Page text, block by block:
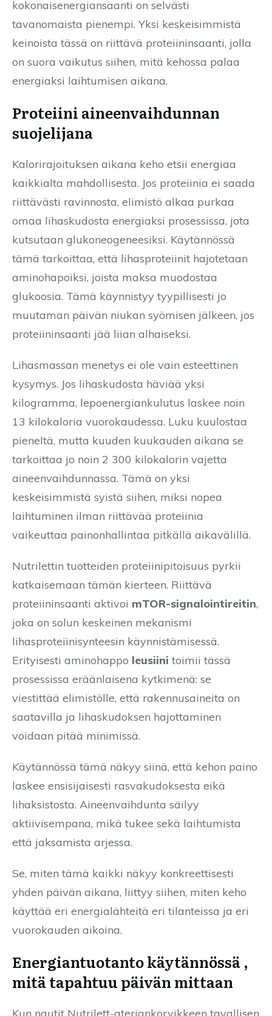
kokonaisenergiansaanti on selvästi
tavanomaista pienempi. Yksi keskeisimmistä
keinoista tässä on riittävä proteiininsaanti, jolla
on suora vaikutus siihen, mitä kehossa palaa
energiaksi laihtumisen aikana.
Proteiini aineenvaihdunnan
suojelijana
Kalorirajoituksen aikana keho etsii energiaa
kaikkialta mahdollisesta. Jos proteiinia ei saada
riittävästi ravinnosta, elimistö alkaa purkaa
omaa lihaskudosta energiaksi prosessissa, jota
kutsutaan glukoneogeneesiksi. Käytännössä
tämä tarkoittaa, että lihasproteiinit hajotetaan
aminohapoiksi, joista maksa muodostaa
glukoosia. Tämä käynnistyy tyypillisesti jo
muutaman päivän niukan syömisen jälkeen, jos
proteiininsaanti jää liian alhaiseksi.
Lihasmassan menetys ei ole vain esteettinen
kysymys. Jos lihaskudosta häviää yksi
kilogramma, lepoenergiankulutus laskee noin
13 kilokaloria vuorokaudessa. Luku kuulostaa
pieneltä, mutta kuuden kuukauden aikana se
tarkoittaa jo noin 2 300 kilokalorin vajetta
aineenvaihdunnassa. Tämä on yksi
keskeisimmistä syistä siihen, miksi nopea
laihtuminen ilman riittävää proteiinia
vaikeuttaa painonhallintaa pitkällä aikavälillä.
Nutrilettin tuotteiden proteiinipitoisuus pyrkii
katkaisemaan tämän kierteen. Riittävä
proteiininsaanti aktivoi mTOR-signalointireitin,
joka on solun keskeinen mekanismi
lihasproteiinisynteesin käynnistämisessä.
Erityisesti aminohappo leusiini toimii tässä
prosessissa eräänlaisena kytkimenä: se
viestittää elimistölle, että rakennusaineita on
saatavilla ja lihaskudoksen hajottaminen
voidaan pitää minimissä.
Käytännössä tämä näkyy siinä, että kehon paino
laskee ensisijaisesti rasvakudoksesta eikä
lihaksistosta. Aineenvaihdunta säilyy
aktiivisempana, mikä tukee sekä laihtumista
että jaksamista arjessa.
Se, miten tämä kaikki näkyy konkreettisesti
yhden päivän aikana, liittyy siihen, miten keho
käyttää eri energialähteitä eri tilanteissa ja eri
vuorokauden aikoina.
Energiantuotanto käytännössä ,
mitä tapahtuu päivän mittaan
Kun nautit Nutrilett-ateriankorvikkeen tavallisen